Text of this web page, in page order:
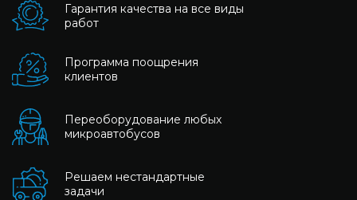
Гарантия качества на все виды
работ
Программа поощрения
клиентов
Переоборудование любых
микроавтобусов
Решаем нестандартные
задачи